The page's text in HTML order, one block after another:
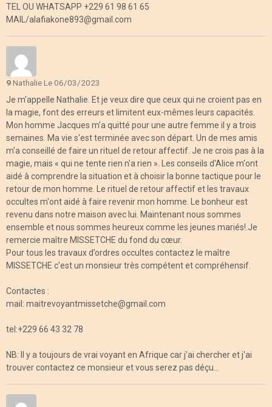
TEL OU WHATSAPP +229 61 98 61 65
MAIL/alafiakone893@gmail.com
9NathalieLe 06/03/2023
Je m'appelle Nathalie. Et je veux dire que ceux qui ne croient pas en
la magie, font des erreurs et limitent eux-mêmes leurs capacités.
Mon homme Jacques m'a quitté pour une autre femme il y a trois
semaines. Ma vie s'est terminée avec son départ. Un de mes amis
m'a conseillé de faire un rituel de retour affectif. Je ne crois pas à la
magie, mais « qui ne tente rien n'a rien ». Les conseils d'Alice m'ont
aidé à comprendre la situation et à choisir la bonne tactique pour le
retour de mon homme. Le rituel de retour affectif et les travaux
occultes m'ont aidé à faire revenir mon homme. Le bonheur est
revenu dans notre maison avec lui. Maintenant nous sommes
ensemble et nous sommes heureux comme les jeunes mariés!.Je
remercie maître MISSETCHE du fond du cœur.
Pour tous les travaux d’ordres occultes contactez le maître
MISSETCHE c'est un monsieur très compétent et compréhensif.
Contactes :
mail: maitrevoyantmissetche@gmail.com
tel:+229 66 43 32 78
NB: Il y a toujours de vrai voyant en Afrique car j'ai chercher et j'ai
trouver contactez ce monsieur et vous serez pas déçu...